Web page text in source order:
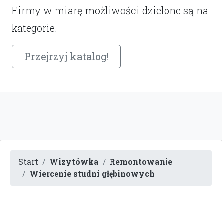
Firmy w miarę możliwości dzielone są na
kategorie.
Przejrzyj katalog!
Start Wizytówka
Remontowanie
Wiercenie studni głębinowych